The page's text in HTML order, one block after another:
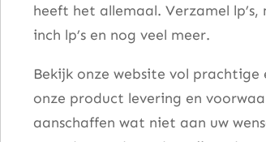
heeft het allemaal. Verzamel
inch lp’s en nog veel meer.
Bekijk onze website vol
onze product levering en
aanschaffen wat niet aan uw